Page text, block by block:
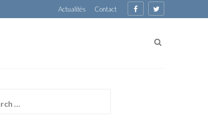
Actualités Contact